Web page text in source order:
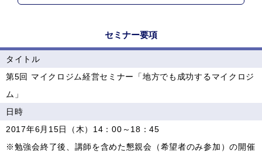
セミナー要項
タイトル
第5回 マイクロジム経営セミナー「地方でも成功するマイクロジ
ム」
日時
2017年6月15日（木）14：00～18：45
※勉強会終了後、講師を含めた懇親会（希望者のみ参加）の開催